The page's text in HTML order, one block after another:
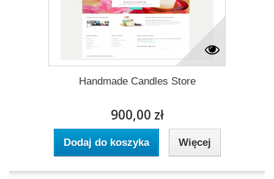
Handmade Candles Store
900,00 zł
Dodaj do koszyka Więcej